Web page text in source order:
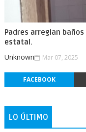
Padres arreglan
estatal.
Unknown Mar 07, 2025
FACEBOOK
LO ÚLTIMO